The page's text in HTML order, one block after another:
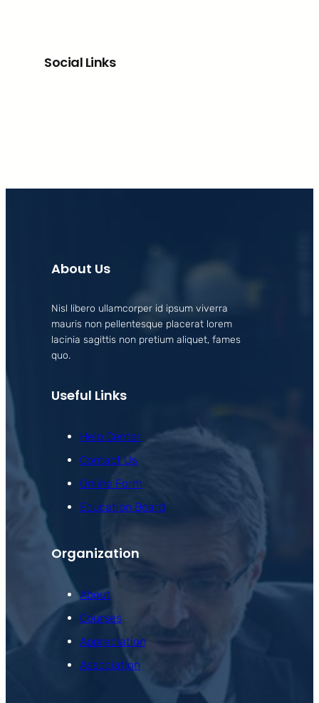
Social Links
About Us
Nisl libero ullamcorper id ipsum viverra
mauris non pellentesque placerat lorem
lacinia sagittis non pretium aliquet, fames
quo.
Useful Links
Help Center
Contact Us
Online Form
Education Board
Organization
About
Courses
Appreciation
Association